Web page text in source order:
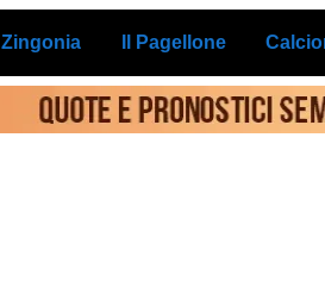
Zingonia Il Pagellone